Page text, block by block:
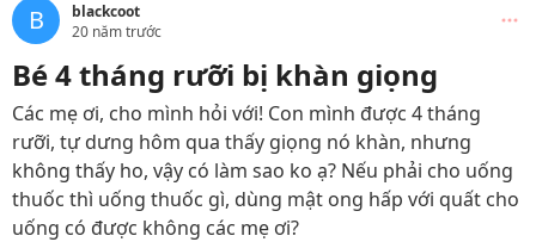
B
blackcoot
20 năm trước
Bé 4 tháng rưỡi bị khàn giọng
Các mẹ ơi, cho mình hỏi với! Con mình được 4 tháng
rưỡi, tự dưng hôm qua thấy giọng nó khàn, nhưng
không thấy ho, vậy có làm sao ko ạ? Nếu phải cho uống
thuốc thì uống thuốc gì, dùng mật ong hấp với quất cho
uống có được không các mẹ ơi?